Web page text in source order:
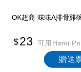
OK超商 味味A排骨雞
23 可用Hami
贈送